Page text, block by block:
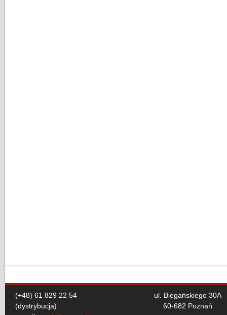
(+48) 61 829 22 54
(dystrybucja)
ul. Biegańskiego 30A
60-682 Poznań